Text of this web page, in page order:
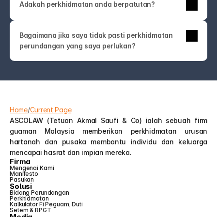
anda lebih suka bertemu secara peribadi.
Adakah perkhidmatan anda berpatutan?
perkhidmatan sekali sahaja pun direka untuk jelas
anda bayar.
Bagaimana jika saya tidak pasti perkhidmatan
perundangan yang saya perlukan?
undang-undang! Hubungi kami sahaja. Pasukan
ASCOLAW akan membimbing anda ke
Home/Current Page
ASCOLAW (Tetuan Akmal Saufi & Co) ialah sebuah firm
guaman Malaysia memberikan perkhidmatan urusan
hartanah dan pusaka membantu individu dan keluarga
mencapai hasrat dan impian mereka.
Firma
Mengenai Kami
Manifesto
Pasukan
Solusi
Bidang Perundangan
Perkhidmatan
Kalkulator Fi Peguam, Duti
Setem & RPGT